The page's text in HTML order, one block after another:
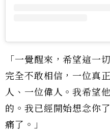
「一覺醒來，希望這一
完全不敢相信，一位真
人、一位偉人。我希望
的。我已經開始想念你
痛了。」